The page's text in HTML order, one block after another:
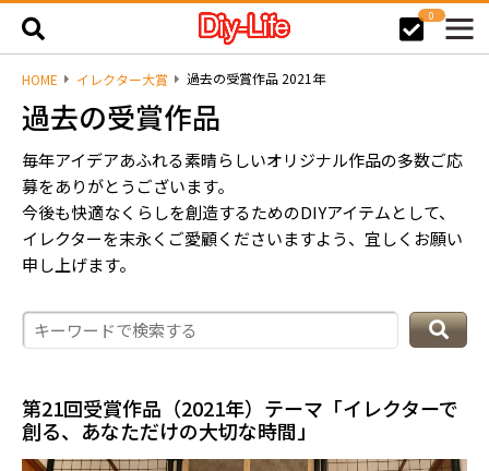
0
HOME イレクター大賞 過去の受賞作品 2021年
過去の受賞作品
毎年アイデアあふれる素晴らしいオリジナル作品の多数ご応
募をありがとうございます。
今後も快適なくらしを創造するためのDIYアイテムとして、
イレクターを末永くご愛顧くださいますよう、宜しくお願い
申し上げます。
第21回受賞作品（2021年）テーマ「イレクターで
創る、あなただけの大切な時間」